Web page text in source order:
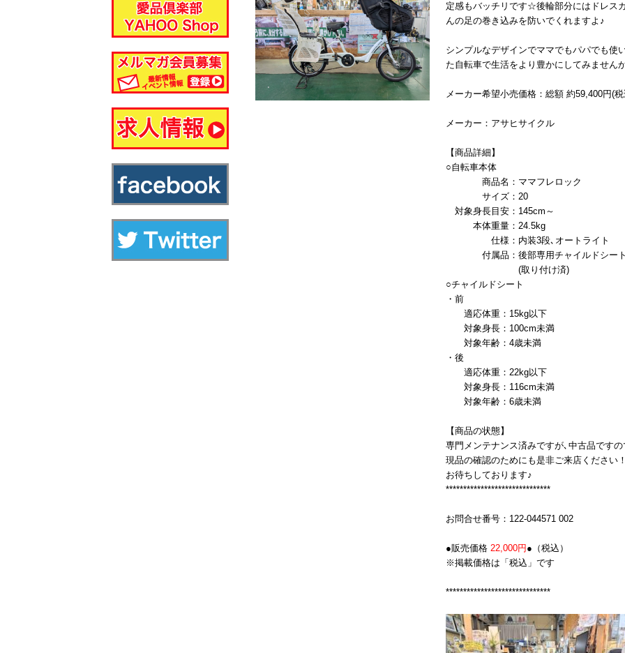
定感もバッチリです☆後輪部分にはドレス
んの足の巻き込みを防いでくれますよ♪
シンプルなデザインでママでもパパでも使
た自転車で生活をより豊かにしてみません
メーカー希望小売価格：総額 約59,400円(
メーカー：アサヒサイクル
【商品詳細】
○自転車本体
商品名：ママフレロック
サイズ：20
対象身長目安：145cm～
本体重量：24.5kg
仕様：内装3段､オートライト
付属品：後部専用チャイルドシート
(取り付け済)
○チャイルドシート
・前
適応体重：15kg以下
対象身長：100cm未満
対象年齢：4歳未満
・後
適応体重：22kg以下
対象身長：116cm未満
対象年齢：6歳未満
【商品の状態】
専門メンテナンス済みですが､中古品ですの
現品の確認のためにも是非ご来店ください！
お待ちしております♪
******************************
お問合せ番号：122-044571 002
●販売価格 22,000円 ●（税込）
※掲載価格は「税込」です
******************************